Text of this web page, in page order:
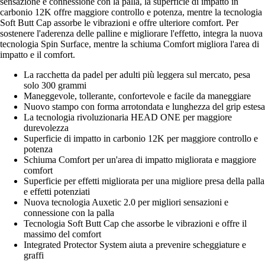
carbonio 12K offre maggiore controllo e potenza, mentre la tecnologia
Soft Butt Cap assorbe le vibrazioni e offre ulteriore comfort. Per
sostenere l'aderenza delle palline e migliorare l'effetto, integra la nuova
tecnologia Spin Surface, mentre la schiuma Comfort migliora l'area di
impatto e il comfort.
La racchetta da padel per adulti più leggera sul mercato, pesa
solo 300 grammi
Maneggevole, tollerante, confortevole e facile da maneggiare
Nuovo stampo con forma arrotondata e lunghezza del grip estesa
La tecnologia rivoluzionaria HEAD ONE per maggiore
durevolezza
Superficie di impatto in carbonio 12K per maggiore controllo e
potenza
Schiuma Comfort per un'area di impatto migliorata e maggiore
comfort
Superficie per effetti migliorata per una migliore presa della palla
e effetti potenziati
Nuova tecnologia Auxetic 2.0 per migliori sensazioni e
connessione con la palla
Tecnologia Soft Butt Cap che assorbe le vibrazioni e offre il
massimo del comfort
Integrated Protector System aiuta a prevenire scheggiature e
graffi